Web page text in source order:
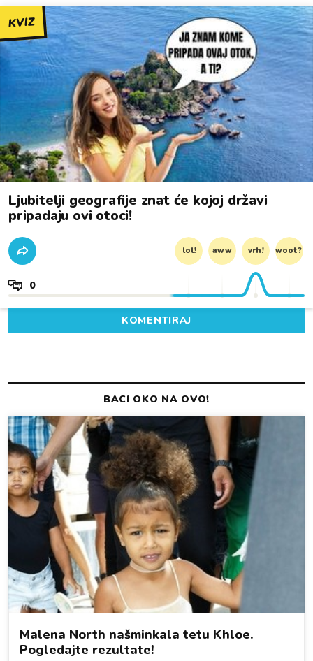
KVIZ
Ljubitelji geografije znat će kojoj državi
pripadaju ovi otoci!
lol! aww vrh! woot?!
0
KOMENTIRAJ